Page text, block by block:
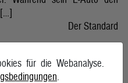
[…]
Der Standard
für die Webanalyse.